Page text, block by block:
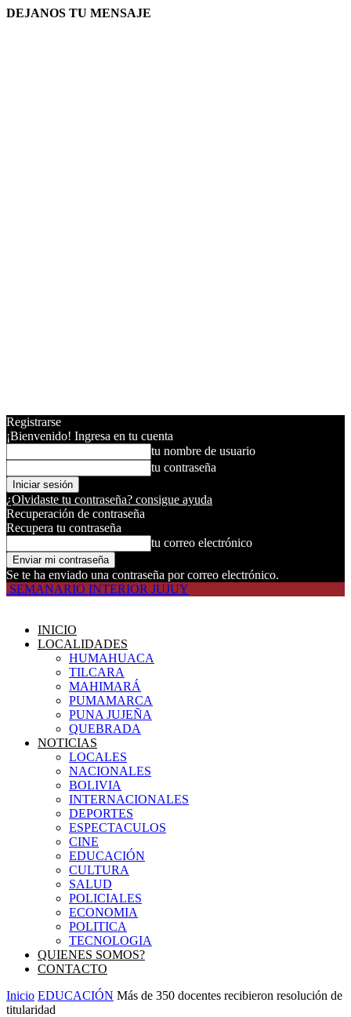
DEJANOS TU MENSAJE
Registrarse
¡Bienvenido! Ingresa en tu cuenta
tu nombre de usuario
tu contraseña
¿Olvidaste tu contraseña? consigue ayuda
Recuperación de contraseña
Recupera tu contraseña
tu correo electrónico
Se te ha enviado una contraseña por correo electrónico.
SEMANARIO INTERIOR JUJUY
INICIO
LOCALIDADES
HUMAHUACA
TILCARA
MAHIMARÁ
PUMAMARCA
PUNA JUJEÑA
QUEBRADA
NOTICIAS
LOCALES
NACIONALES
BOLIVIA
INTERNACIONALES
DEPORTES
ESPECTACULOS
CINE
EDUCACIÓN
CULTURA
SALUD
POLICIALES
ECONOMIA
POLITICA
TECNOLOGIA
QUIENES SOMOS?
CONTACTO
Inicio EDUCACIÓN Más de 350 docentes recibieron resolución de
titularidad